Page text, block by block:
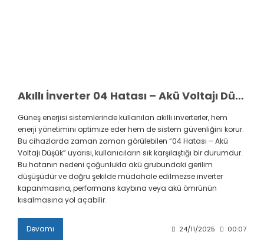
Akıllı İnverter 04 Hatası – Akü Voltajı Düşük: Neden Olur, Nasıl Çözülür?
Güneş enerjisi sistemlerinde kullanılan akıllı inverterler, hem
enerji yönetimini optimize eder hem de sistem güvenliğini korur.
Bu cihazlarda zaman zaman görülebilen “04 Hatası – Akü
Voltajı Düşük” uyarısı, kullanıcıların sık karşılaştığı bir durumdur.
Bu hatanın nedeni çoğunlukla akü grubundaki gerilim
düşüşüdür ve doğru şekilde müdahale edilmezse inverter
kapanmasına, performans kaybına veya akü ömrünün
kısalmasına yol açabilir.
Devamı 24/11/2025 00:07